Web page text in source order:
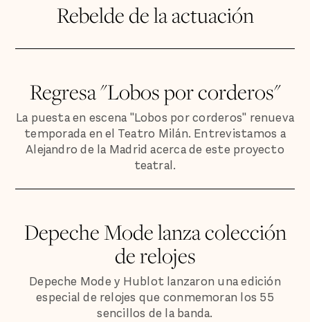
Rebelde de la actuación
Regresa "Lobos por corderos"
La puesta en escena "Lobos por corderos" renueva
temporada en el Teatro Milán. Entrevistamos a
Alejandro de la Madrid acerca de este proyecto
teatral.
Depeche Mode lanza colección
de relojes
Depeche Mode y Hublot lanzaron una edición
especial de relojes que conmemoran los 55
sencillos de la banda.